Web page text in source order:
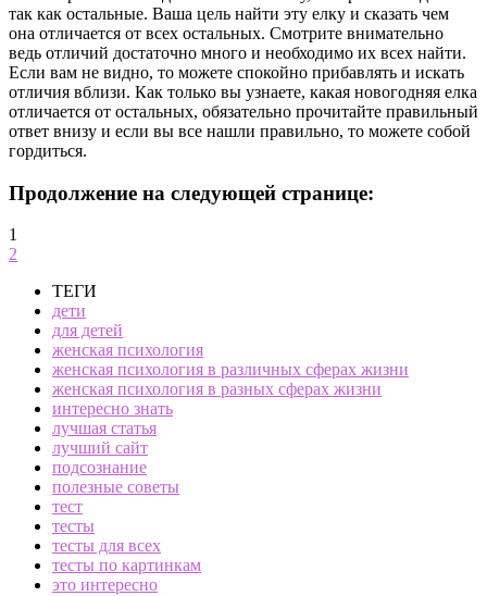
так как остальные. Ваша цель найти эту елку и сказать чем
она отличается от всех остальных. Смотрите внимательно
ведь отличий достаточно много и необходимо их всех найти.
Если вам не видно, то можете спокойно прибавлять и искать
отличия вблизи. Как только вы узнаете, какая новогодняя елка
отличается от остальных, обязательно прочитайте правильный
ответ внизу и если вы все нашли правильно, то можете собой
гордиться.
Продолжение на следующей странице:
1
2
ТЕГИ
дети
для детей
женская психология
женская психология в различных сферах жизни
женская психология в разных сферах жизни
интересно знать
лучшая статья
лучший сайт
подсознание
полезные советы
тест
тесты
тесты для всех
тесты по картинкам
это интересно